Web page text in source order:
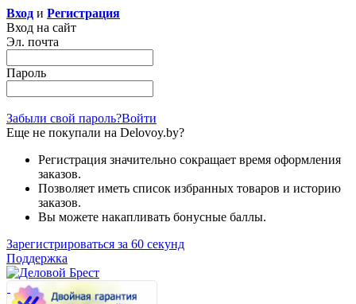
Вход и Регистрация
Вход на сайт
Эл. почта
Пароль
Забыли свой пароль?Войти
Еще не покупали на Delovoy.by?
Регистрация значительно сокращает время оформления
заказов.
Позволяет иметь список избранных товаров и историю
заказов.
Вы можете накапливать бонусные баллы.
Зарегистрироваться за 60 секунд
Поддержка